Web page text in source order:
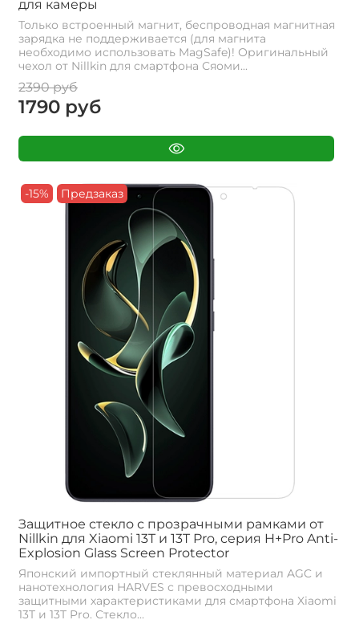
для камеры
Только встроенный магнит, беспроводная магнитная
зарядка не поддерживается (для магнита
необходимо использовать MagSafe)! Оригинальный
чехол от Nillkin для смартфона Сяоми...
2390 руб
1790 руб
-15% Предзаказ
Защитное стекло с прозрачными рамками от
Nillkin для Xiaomi 13T и 13T Pro, серия H+Pro Anti-
Explosion Glass Screen Protector
Японский импортный стеклянный материал AGC и
нанотехнология HARVES с превосходными
защитными характеристиками для смартфона Xiaomi
13T и 13T Pro. Стекло...